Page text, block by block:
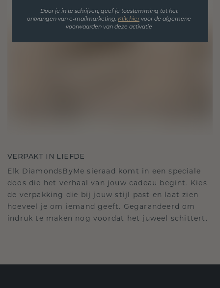
VERPAKT IN LIEFDE
Elk DiamondsByMe sieraad komt in een speciale
doos die het verhaal van jouw cadeau begint. Kies
de verpakking die bij jouw stijl past en laat zien
hoeveel je om iemand geeft. Gegarandeerd om
indruk te maken nog voordat het juweel schittert.
Door je in te schrijven, geef je toestemming tot het
ontvangen van e-mailmarketing. Klik hiervoor de algemene
voorwaarden van deze activatie